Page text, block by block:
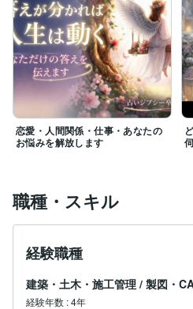
恋愛・人間関係・仕事・あなたの
お悩みを解放します
職種・スキル
経験職種
建築・土木・施工管理 / 製図・
経験年数 :4年